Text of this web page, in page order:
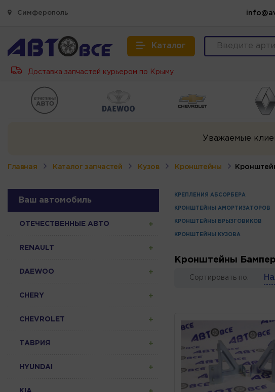
Симферополь
Каталог
Доставка запчастей курьером по Крыму
Уважаемые
Главная Каталог запчастей Кузов Кронштейны
Ваш автомобиль
ОТЕЧЕСТВЕННЫЕ АВТО
RENAULT
DAEWOO
CHERY
CHEVROLET
ТАВРИЯ
HYUNDAI
КРЕПЛЕНИЯ АБСОРБЕРА
КРОНШТЕЙНЫ АМОРТИЗАТОРОВ
КРОНШТЕЙНЫ БРЫЗГОВИКОВ
КРОНШТЕЙНЫ КУЗОВА
Кронштейны
Сортировать по: